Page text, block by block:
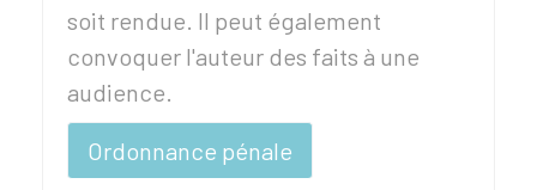
soit rendue. Il peut également
convoquer l'auteur des faits à une
audience.
Ordonnance pénale